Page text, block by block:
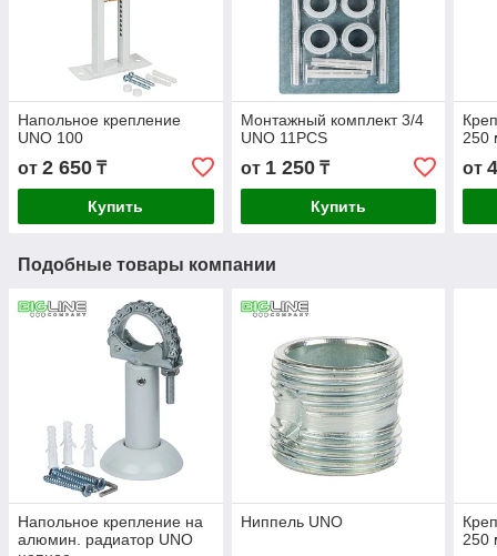
Напольное крепление
UNO 100
от 2 650 ₸
Купить
Монтажный комплект 3/4
UNO 11PCS
от 1 250₸
Купить
250
от
Подобные товары компании
Напольное крепление на
алюмин. радиатор UNO
Ниппель UNO
250